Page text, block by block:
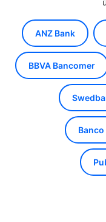
ANZ Bank
BBVA Bancomer